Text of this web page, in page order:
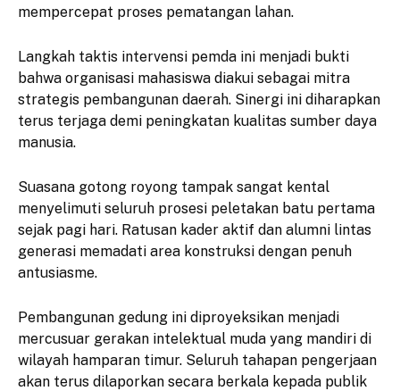
mempercepat proses pematangan lahan.
Langkah taktis intervensi pemda ini menjadi bukti
bahwa organisasi mahasiswa diakui sebagai mitra
strategis pembangunan daerah. Sinergi ini diharapkan
terus terjaga demi peningkatan kualitas sumber daya
manusia.
Suasana gotong royong tampak sangat kental
menyelimuti seluruh prosesi peletakan batu pertama
sejak pagi hari. Ratusan kader aktif dan alumni lintas
generasi memadati area konstruksi dengan penuh
antusiasme.
Pembangunan gedung ini diproyeksikan menjadi
mercusuar gerakan intelektual muda yang mandiri di
wilayah hamparan timur. Seluruh tahapan pengerjaan
akan terus dilaporkan secara berkala kepada publik